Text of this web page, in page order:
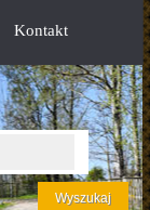
Kontakt